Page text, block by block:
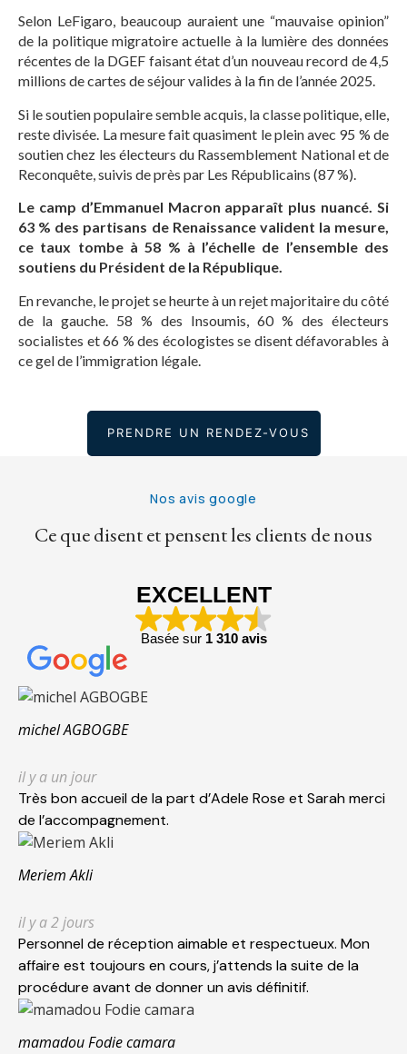
Selon LeFigaro, beaucoup auraient une “mauvaise opinion”
de la politique migratoire actuelle à la lumière des données
récentes de la DGEF faisant état d’un nouveau record de 4,5
millions de cartes de séjour valides à la fin de l’année 2025.
Si le soutien populaire semble acquis, la classe politique, elle,
reste divisée. La mesure fait quasiment le plein avec 95 % de
soutien chez les électeurs du Rassemblement National et de
Reconquête, suivis de près par Les Républicains (87 %).
Le camp d’Emmanuel Macron apparaît plus nuancé. Si
63 % des partisans de Renaissance valident la mesure,
ce taux tombe à 58 % à l’échelle de l’ensemble des
soutiens du Président de la République.
En revanche, le projet se heurte à un rejet majoritaire du côté
de la gauche. 58 % des Insoumis, 60 % des électeurs
socialistes et 66 % des écologistes se disent défavorables à
ce gel de l’immigration légale.
PRENDRE UN RENDEZ-VOUS
Nos avis google
Ce que disent et pensent les clients de nous
EXCELLENT
Basée sur 1 310 avis
michel AGBOGBE
il y a un jour
Très bon accueil de la part d’Adele Rose et Sarah merci
de l’accompagnement.
Meriem Akli
il y a 2 jours
Personnel de réception aimable et respectueux. Mon
affaire est toujours en cours, j’attends la suite de la
procédure avant de donner un avis définitif.
mamadou Fodie camara